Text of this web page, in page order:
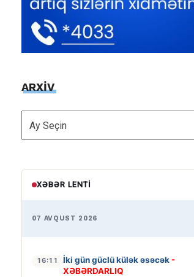
ARXİV
ARXİV
XƏBƏR LENTI
07 AVQUST 2026
16:11 İki gün güclü külək əsəcək -
XƏBƏRDARLIQ